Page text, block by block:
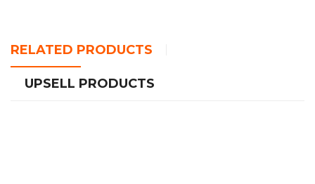
RELATED PRODUCTS
UPSELL PRODUCTS